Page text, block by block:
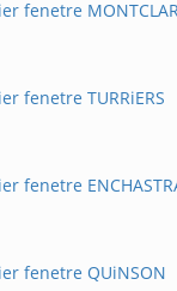
fenetre MONTCLAR
fenetre TURRiERS
fenetre
fenetre QUiNSON